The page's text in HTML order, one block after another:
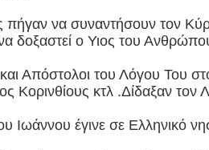
να συναντήσουν τον
δοξαστεί ο Υιος του
Απόστολοι του Λόγου Του
Κορινθίους κτλ .Δίδαξαν
Ιωάννου έγινε σε Ελληνικό